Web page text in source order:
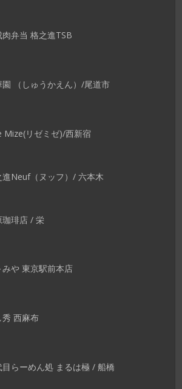
肉弁当 格之進TSB
園 （しゅうかえん）/尾道市
Mize(リゼミゼ)/西新宿
進Neuf（ヌッフ）/ 六本木
珈琲店 / 栄
みや 東京駅前本店
秀 西麻布
目らーめん処 まるは極 / 船橋